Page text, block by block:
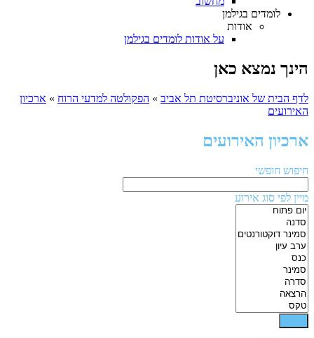
לומדים בגילמן
אודות
על אודות לומדים בגילמן
הינך נמצא כאן
לדף הבית של אוניברסיטת תל אביב » הפקולטה למדעי הרוח » ארכיון
האירועים
ארכיון האירועים
חיפוש חופשי
מיין לפי סוג אירוע